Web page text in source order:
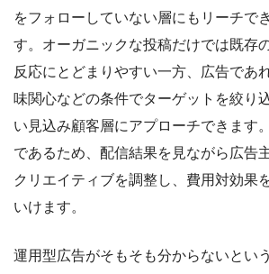
をフォローしていない層にもリーチで
す。オーガニックな投稿だけでは既存
反応にとどまりやすい一方、広告であ
味関心などの条件でターゲットを絞り
い見込み顧客層にアプローチできます
であるため、配信結果を見ながら広告
クリエイティブを調整し、費用対効果
いけます。
運用型広告がそもそも分からないとい